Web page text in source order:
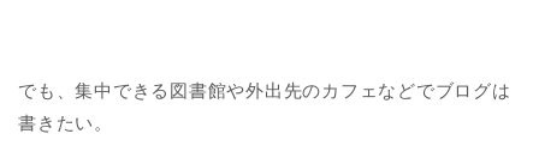
でも、集中できる図書館や外出先のカフェなどでブログは
書きたい。